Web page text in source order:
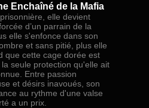
Enchaîné de la Mafia
elle devient
d’un parrain de la
elle s'enfonce dans son
et sans pitié, plus elle
que cette cage dorée est
seule protection qu'elle ait
Entre passion
et désirs inavoués, son
au rythme d'une valse
a un prix.